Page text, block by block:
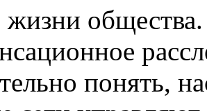
жизни
понять,